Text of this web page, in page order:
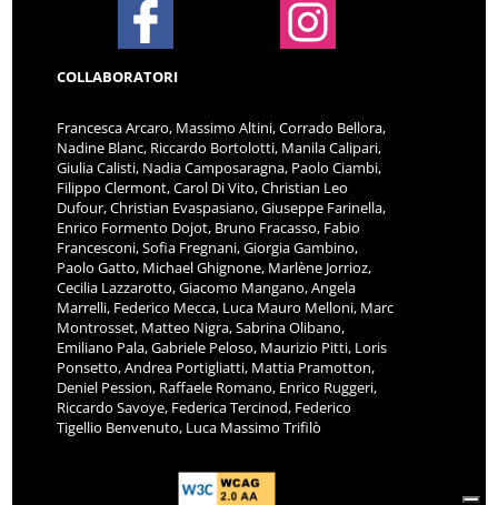
COLLABORATORI
Francesca Arcaro, Massimo Altini, Corrado Bellora,
Nadine Blanc, Riccardo Bortolotti, Manila Calipari,
Giulia Calisti, Nadia Camposaragna, Paolo Ciambi,
Filippo Clermont, Carol Di Vito, Christian Leo
Dufour, Christian Evaspasiano, Giuseppe Farinella,
Enrico Formento Dojot, Bruno Fracasso, Fabio
Francesconi, Sofia Fregnani, Giorgia Gambino,
Paolo Gatto, Michael Ghignone, Marlène Jorrioz,
Cecilia Lazzarotto, Giacomo Mangano, Angela
Marrelli, Federico Mecca, Luca Mauro Melloni, Marc
Montrosset, Matteo Nigra, Sabrina Olibano,
Emiliano Pala, Gabriele Peloso, Maurizio Pitti, Loris
Ponsetto, Andrea Portigliatti, Mattia Pramotton,
Deniel Pession, Raffaele Romano, Enrico Ruggeri,
Riccardo Savoye, Federica Tercinod, Federico
Tigellio Benvenuto, Luca Massimo Trifilò